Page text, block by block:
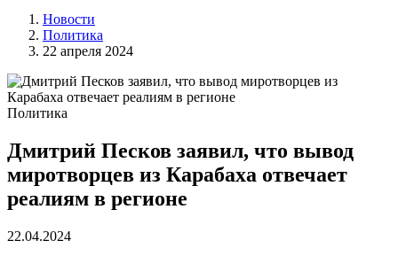
Новости
Политика
22 апреля 2024
Политика
Дмитрий Песков заявил, что вывод
миротворцев из Карабаха отвечает
реалиям в регионе
22.04.2024